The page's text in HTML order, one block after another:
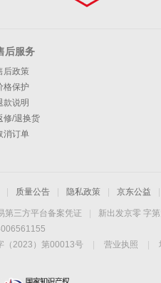
后服务
后政策
格保护
款说明
修/退换货
消订单
质量公告 隐私政策 京东公益
第三方平台备案凭证
新出发京零 字
（2023）第00013号 营业执照